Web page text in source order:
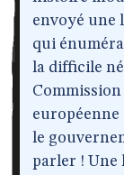
envoyé une
qui
la difficile
européenne
le
parler ! Une